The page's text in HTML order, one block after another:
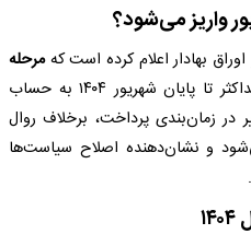
واریز می‌شود؟
بهادار اعلام کرده است کهمرحله
حداکثر تا پایان شهریور ۱۴۰۴ به حساب
در زمان‌بندی پرداخت، برخلاف روال
و نشان‌دهنده اصلاح سیاست‌ها